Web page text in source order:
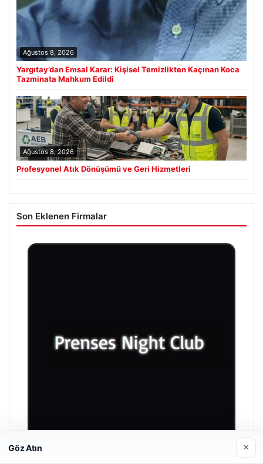
Ağustos 8, 2026
Yargıtay’dan Emsal Karar: Kişisel Temizlikten Kaçınan Koca
Tazminata Mahkum Edildi
Ağustos 8, 2026
Profesyonel Atık Dönüşümü ve Geri Hizmetleri
Son Eklenen Firmalar
Göz Atın ×